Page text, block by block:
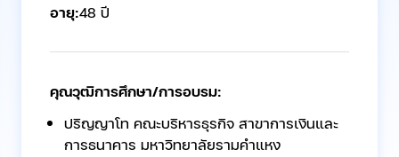
อายุ:48 ปี
คุณวุฒิการศึกษา/การอบรม:
ปริญญาโท คณะบริหารธุรกิจ สาขาการเงินและ
การธนาคาร มหาวิทยาลัยรามคำแหง